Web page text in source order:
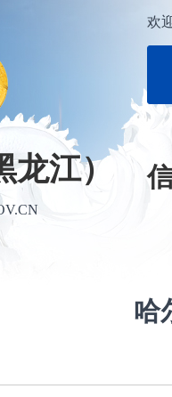
龙江）
欢
哈